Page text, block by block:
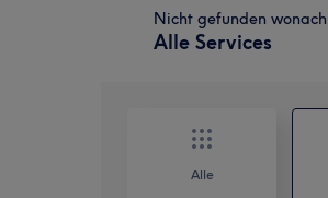
Nicht gefunden
Alle Services
Alle